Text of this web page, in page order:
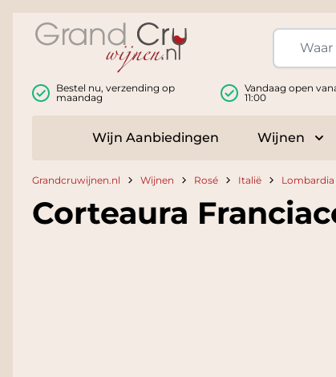
Bestel nu, verzending op
maandag
Vandaag open
11:00
Wijn Aanbiedingen Wijnen
Grandcruwijnen.nl Wijnen Rosé Italië Lombardia
Corteaura